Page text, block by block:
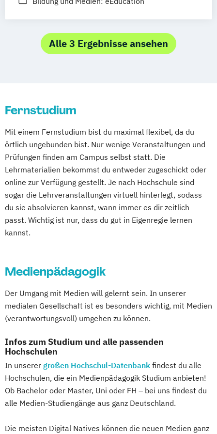
Stuttgart Nürnberg Bonn
Alle 3 Ergebnisse ansehen
Fernstudium
Mit einem Fernstudium bist du maximal flexibel, da du
örtlich ungebunden bist. Nur wenige Veranstaltungen und
Prüfungen finden am Campus selbst statt. Die
Lehrmaterialien bekommst du entweder zugeschickt oder
online zur Verfügung gestellt. Je nach Hochschule sind
sogar die Lehrveranstaltungen virtuell hinterlegt, sodass
du sie absolvieren kannst, wann immer es dir zeitlich
passt. Wichtig ist nur, dass du gut in Eigenregie lernen
kannst.
Medienpädagogik
Der Umgang mit Medien will gelernt sein. In unserer
medialen Gesellschaft ist es besonders wichtig, mit Medien
(verantwortungsvoll) umgehen zu können.
Infos zum Studium und alle passenden
Hochschulen
In unserer großen Hochschul-Datenbank findest du alle
Hochschulen, die ein Medienpädagogik Studium anbieten!
Ob Bachelor oder Master, Uni oder FH – bei uns findest du
alle Medien-Studiengänge aus ganz Deutschland.
Die meisten Digital Natives können die neuen Medien ganz